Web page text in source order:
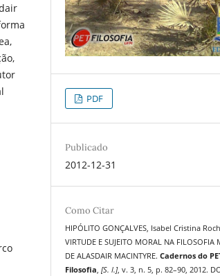
PDF
Publicado
2012-12-31
Como Citar
HIPÓLITO GONÇALVES, Isabel Cristina
VIRTUDE E SUJEITO MORAL NA FILOSOFIA
DE ALASDAIR MACINTYRE.Cadernos do
Filosofia,[S. l.], v. 3, n. 5, p. 82–90, 2012.